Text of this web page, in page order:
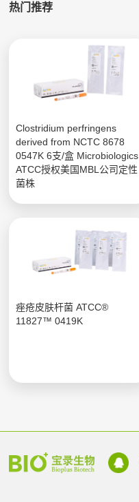
热门推荐
Clostridium perfringens
derived from NCTC 8678
0547K 6支/盒 Microbiologics
ATCC授权美国MBL公司定性
菌株
痤疮皮肤杆菌 ATCC®
11827™ 0419K